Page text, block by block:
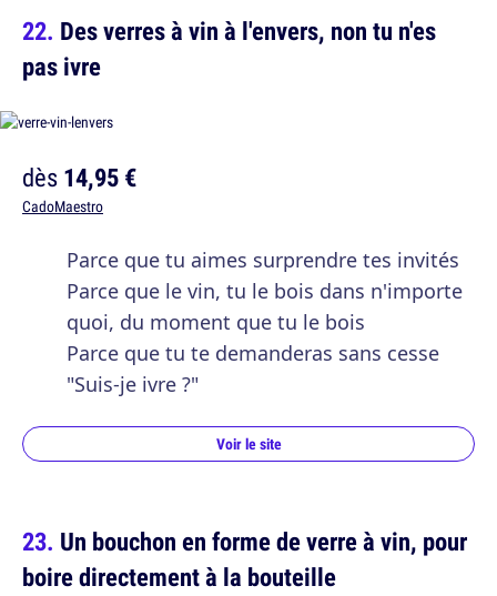
Des verres à vin à l'envers, non tu n'es
pas ivre
dès14,95 €
CadoMaestro
Parce que tu aimes surprendre tes invités
Parce que le vin, tu le bois dans n'importe
quoi, du moment que tu le bois
Parce que tu te demanderas sans cesse
"Suis-je ivre ?"
Voir le site
Un bouchon en forme de verre à vin, pour
boire directement à la bouteille